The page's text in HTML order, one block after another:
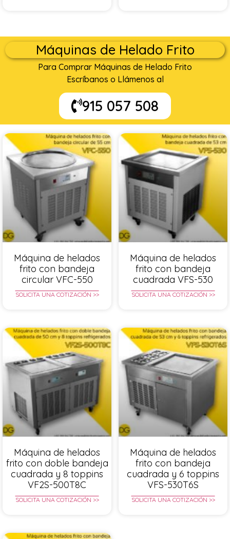
Máquinas de Helado Frito
Para Comprar Máquinas de Helado Frito
Escríbanos o Llámenos al
915 057 508
Máquina de helados
frito con bandeja
circular VFC-550
SOLICITA UNA COTIZACIÓN >>
Máquina de helados
frito con bandeja
cuadrada VFS-530
SOLICITA UNA COTIZACIÓN >>
Máquina de helados
frito con doble bandeja
cuadrada y 8 toppins
VF2S-500T8C
SOLICITA UNA COTIZACIÓN >>
Máquina de helados
frito con bandeja
cuadrada y 6 toppins
VFS-530T6S
SOLICITA UNA COTIZACIÓN >>